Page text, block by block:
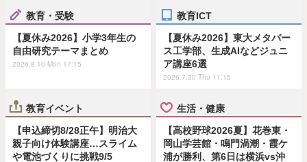
教育・受験
【夏休み2026】小学3年生の
自由研究テーマまとめ
2026.8.10 Mon 17:15
教育ICT
【夏休み2026】東大メタバー
ス工学部、生成AIなどジュニ
ア講座6選
2026.7.30 Thu 11:15
教育イベント
【申込締切8/28正午】明治大
親子向け体験講座…スライム
や電池づくりに挑戦9/5
生活・健康
【高校野球2026夏】花巻東・
岡山学芸館・鳴門渦潮・霞ケ
浦が勝利、第6日は横浜vs沖